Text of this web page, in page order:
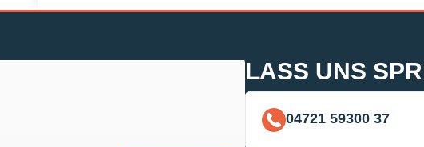
LASS UNS
04721 59300 37